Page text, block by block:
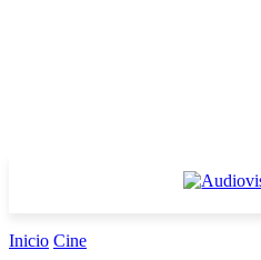
Inicio Cine